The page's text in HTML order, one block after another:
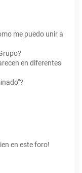
me puedo unir a
en diferentes
en este foro!